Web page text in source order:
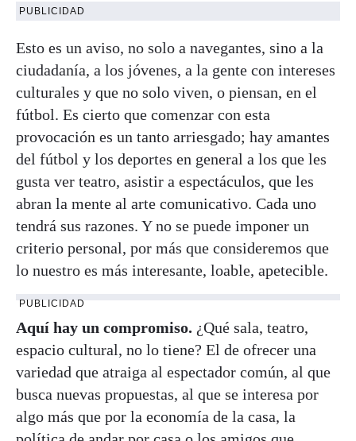
PUBLICIDAD
Esto es un aviso, no solo a navegantes, sino a la
ciudadanía, a los jóvenes, a la gente con intereses
culturales y que no solo viven, o piensan, en el
fútbol. Es cierto que comenzar con esta
provocación es un tanto arriesgado; hay amantes
del fútbol y los deportes en general a los que les
gusta ver teatro, asistir a espectáculos, que les
abran la mente al arte comunicativo. Cada uno
tendrá sus razones. Y no se puede imponer un
criterio personal, por más que consideremos que
lo nuestro es más interesante, loable, apetecible.
PUBLICIDAD
Aquí hay un compromiso. ¿Qué sala, teatro,
espacio cultural, no lo tiene? El de ofrecer una
variedad que atraiga al espectador común, al que
busca nuevas propuestas, al que se interesa por
algo más que por la economía de la casa, la